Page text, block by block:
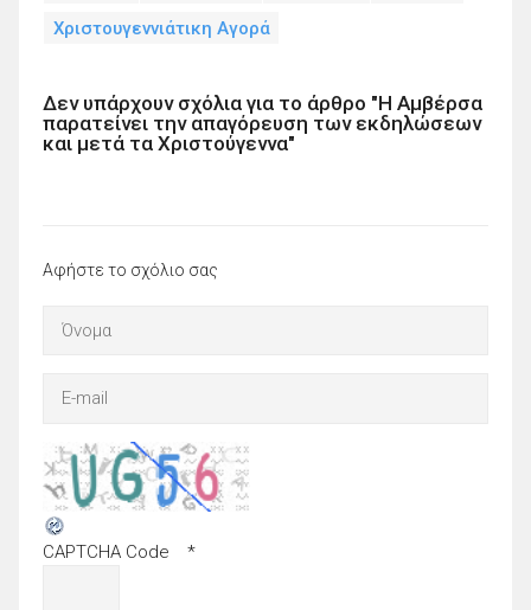
Χριστουγεννιάτικη Αγορά
Δεν υπάρχουν σχόλια για το άρθρο "Η Αμβέρσα
παρατείνει την απαγόρευση των εκδηλώσεων
και μετά τα Χριστούγεννα"
Αφήστε το σχόλιο σας
CAPTCHA Code *